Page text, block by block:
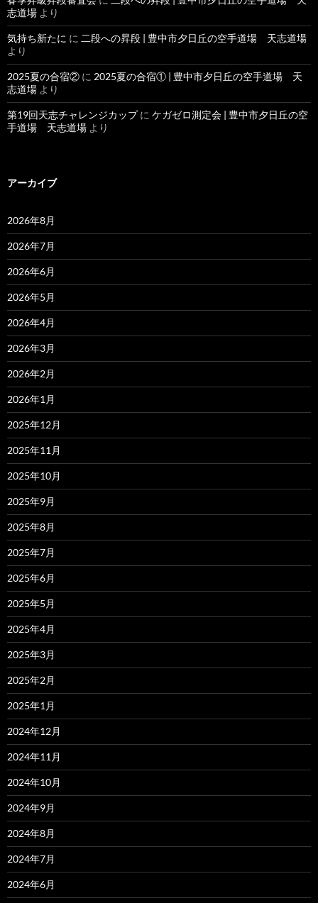
志道場 より
気持ち新たに に 二段への昇段 | 豊中市夕日丘の空手道場 天志道場
より
2025夏の合宿② に 2025夏の合宿① | 豊中市夕日丘の空手道場 天
志道場 より
第19回天志チャレンジカップに ケガゼロ測定会 | 豊中市夕日丘の空
手道場 天志道場 より
アーカイブ
2026年8月
2026年7月
2026年6月
2026年5月
2026年4月
2026年3月
2026年2月
2026年1月
2025年12月
2025年11月
2025年10月
2025年9月
2025年8月
2025年7月
2025年6月
2025年5月
2025年4月
2025年3月
2025年2月
2025年1月
2024年12月
2024年11月
2024年10月
2024年9月
2024年8月
2024年7月
2024年6月